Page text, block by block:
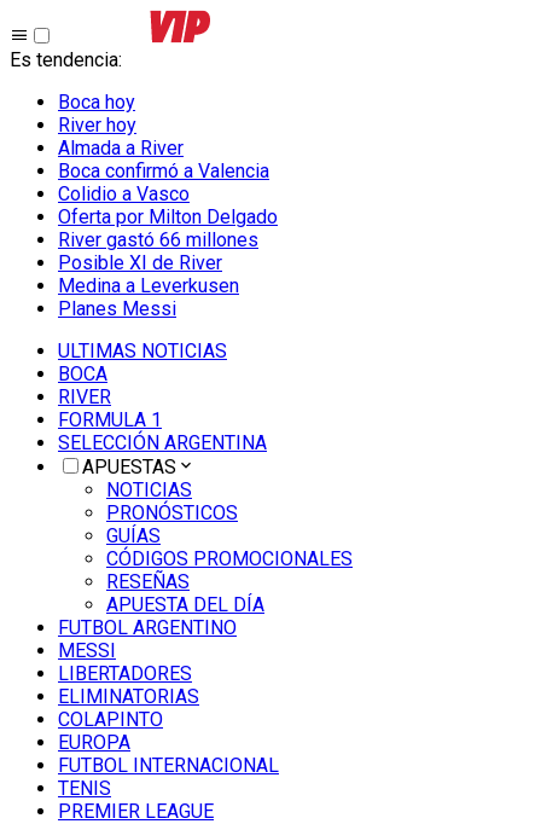
Es tendencia:
Boca hoy
River hoy
Almada a River
Boca confirmó a Valencia
Colidio a Vasco
Oferta por Milton Delgado
River gastó 66 millones
Posible XI de River
Medina a Leverkusen
Planes Messi
ULTIMAS NOTICIAS
BOCA
RIVER
FORMULA 1
SELECCIÓN ARGENTINA
APUESTAS
NOTICIAS
PRONÓSTICOS
GUÍAS
CÓDIGOS PROMOCIONALES
RESEÑAS
APUESTA DEL DÍA
FUTBOL ARGENTINO
MESSI
LIBERTADORES
ELIMINATORIAS
COLAPINTO
EUROPA
FUTBOL INTERNACIONAL
TENIS
PREMIER LEAGUE